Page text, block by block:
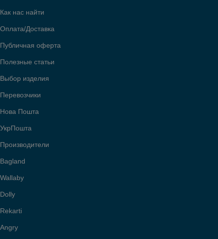
Как нас найти
Оплата/Доставка
Публичная оферта
Полезные статьи
Выбор изделия
Перевозчики
Нова Пошта
УкрПошта
Производители
Bagland
Wallaby
Dolly
Rekarti
Angry